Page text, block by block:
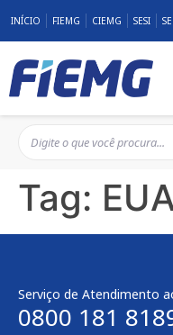
INÍCIO FIEMG CIEMG SESI
Tag:
Serviço de Atendimento
0800 181